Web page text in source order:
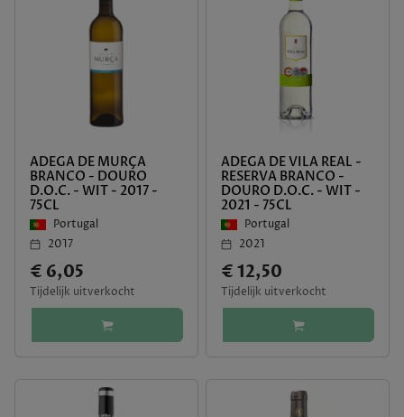
ADEGA DE MURÇA
BRANCO - DOURO
D.O.C. - WIT - 2017 -
75CL
Portugal
2017
€ 6,05
Tijdelijk uitverkocht
ADEGA DE VILA REAL -
RESERVA BRANCO -
DOURO D.O.C. - WIT -
2021 - 75CL
Portugal
2021
€ 12,50
Tijdelijk uitverkocht